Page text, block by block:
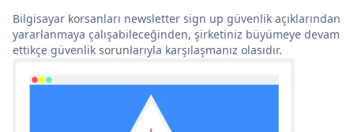
Bilgisayar korsanları newsletter sign up güvenlik açıklarından
yararlanmaya çalışabileceğinden, şirketiniz büyümeye devam
ettikçe güvenlik sorunlarıyla karşılaşmanız olasıdır.